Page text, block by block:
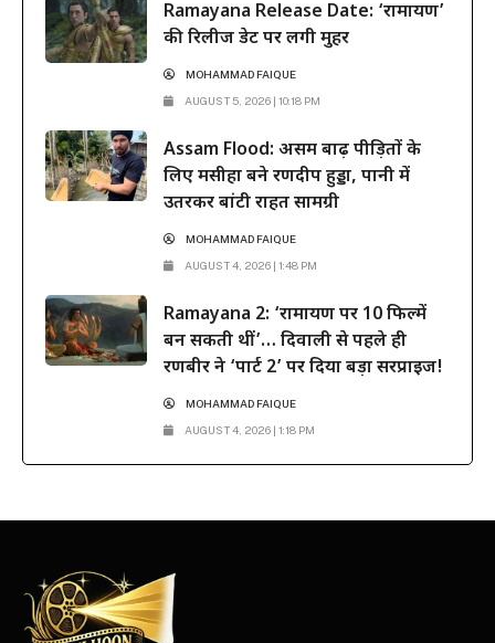
Ramayana Release Date: ‘रामायण’
की रिलीज डेट पर लगी मुहर
MOHAMMAD FAIQUE
AUGUST 5, 2026 | 10:18 PM
Assam Flood: असम बाढ़ पीड़ितों के
लिए मसीहा बने रणदीप हुड्डा, पानी में
उतरकर बांटी राहत सामग्री
MOHAMMAD FAIQUE
AUGUST 4, 2026 | 1:48 PM
Ramayana 2: ‘रामायण पर 10 फिल्में
बन सकती थीं’… दिवाली से पहले ही
रणबीर ने ‘पार्ट 2’ पर दिया बड़ा सरप्राइज!
MOHAMMAD FAIQUE
AUGUST 4, 2026 | 1:18 PM